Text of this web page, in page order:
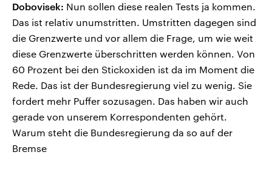
Dobovisek: Nun sollen diese realen Tests ja kommen.
Das ist relativ unumstritten. Umstritten dagegen sind
die Grenzwerte und vor allem die Frage, um wie weit
diese Grenzwerte überschritten werden können. Von
60 Prozent bei den Stickoxiden ist da im Moment die
Rede. Das ist der Bundesregierung viel zu wenig. Sie
fordert mehr Puffer sozusagen. Das haben wir auch
gerade von unserem Korrespondenten gehört.
Warum steht die Bundesregierung da so auf der
Bremse